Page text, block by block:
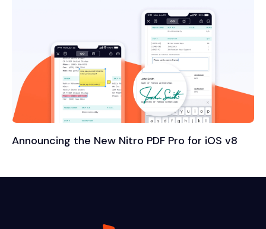
Announcing the New Nitro PDF Pro for iOS v8